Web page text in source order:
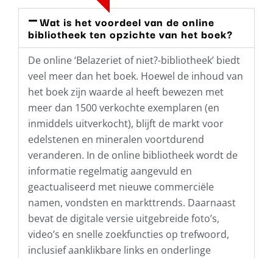
Wat is het voordeel van de online
bibliotheek ten opzichte van het boek?
De online ‘Belazeriet of niet?-bibliotheek’ biedt
veel meer dan het boek. Hoewel de inhoud van
het boek zijn waarde al heeft bewezen met
meer dan 1500 verkochte exemplaren (en
inmiddels uitverkocht), blijft de markt voor
edelstenen en mineralen voortdurend
veranderen. In de online bibliotheek wordt de
informatie regelmatig aangevuld en
geactualiseerd met nieuwe commerciële
namen, vondsten en markttrends. Daarnaast
bevat de digitale versie uitgebreide foto’s,
video’s en snelle zoekfuncties op trefwoord,
inclusief aanklikbare links en onderlinge